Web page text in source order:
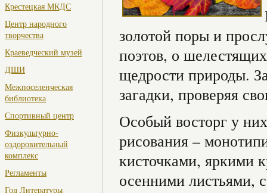
Крестецкая МКДС
Центр народного
творчества
Краеведческий музей
ДШИ
Межпоселенческая
библиотека
Спортивный центр
Физкультурно-
оздоровительный
комплекс
Регламенты
Год Литературы
золотой поры и
поэтов, о
щедрости природы.
загадки, проверяя
Особый восторг у
рисования –
кисточками, яркими
осенними листьями,